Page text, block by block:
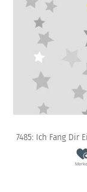
7485: Ich Fang Dir